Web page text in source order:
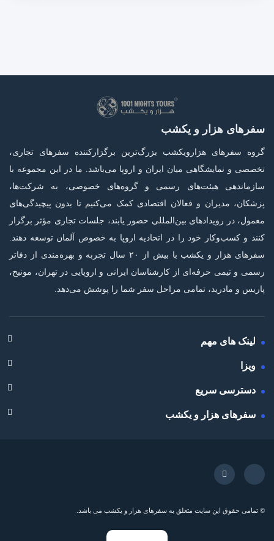
سفرهای هزار و یکشب
گروه سفرهای هزارویکشب بزرگ‌ترین برگزارکننده سفرهای تجاری،
تخصصی و نمایشگاهی میان ایران و اروپا می‌باشد. ما در این مجموعه با
سازماندهی هیئت‌های رسمی و گروه‌های خصوصی، به شرکت‌ها،
پزشکان، مدیران و فعالان اقتصادی کمک می‌کنیم تا بدون پیچیدگی‌های
معمول، در رویدادهای بین‌المللی حضور یابند، جلسات تجاری مؤثر برگزار
کنند و کسب‌وکار خود را در اتحادیه اروپا به خصوص آلمان توسعه دهند.
سفر‌های هزار و یکشب با بیش از ۲۰ سال تجربه و بهره‌مندی از دفاتر
رسمی و تیمی حرفه‌ای از کارشناسان ایرانی و اروپایی در تهران، مونیخ،
پاریس و مادرید، تمامی مراحل سفر شما را پوشش می‌دهد.
لینک های مهم
ویزا
دسترسی سریع
سفرهای هزار و یکشب
© تمامی حقوق این سایت متعلق به سفرهای هزار و یکشب می باشد.